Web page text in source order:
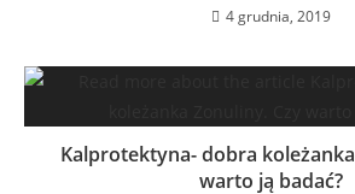
4 grudnia, 2019
Kalprotektyna- dobra
warto ją badać?